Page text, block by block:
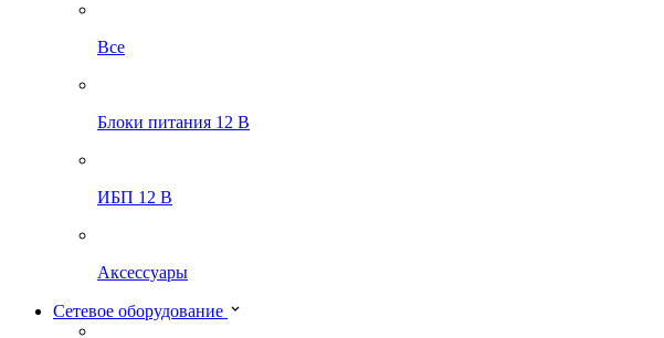
Все
Блоки питания 12 В
ИБП 12 В
Аксессуары
Сетевое оборудование